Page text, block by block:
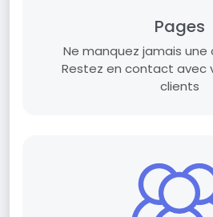
Pages
Ne manquez jamais une
Restez en contact avec
clients